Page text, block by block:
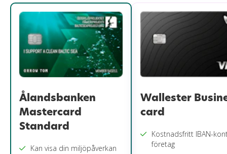
Ålandsbanken
Mastercard
Standard
Kan visa din miljöpåverkan
Wallester
card
Kostnadsfritt IBAN-
företag